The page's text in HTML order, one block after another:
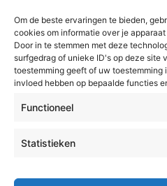
Om de beste ervaringen te bieden,
cookies om informatie over je
Door in te stemmen met deze
surfgedrag of unieke ID's op deze site
toestemming geeft of uw
invloed hebben op bepaalde functies
Functioneel
Statistieken
Leudal
Maasgouw
Echt-Susteren
Radio & TV